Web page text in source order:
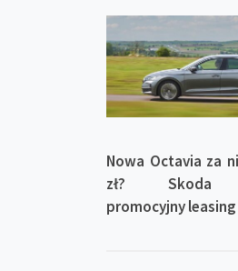
Nowa Octavia za
zł? Skoda
promocyjny leasing